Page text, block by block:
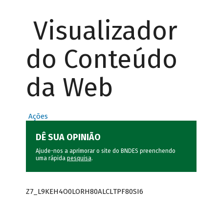
Visualizador
do Conteúdo
da Web
Ações
DÊ SUA OPINIÃO
Ajude-nos a aprimorar o site do BNDES preenchendo
uma rápida pesquisa.
Z7_L9KEH4O0LORH80ALCLTPF80SI6